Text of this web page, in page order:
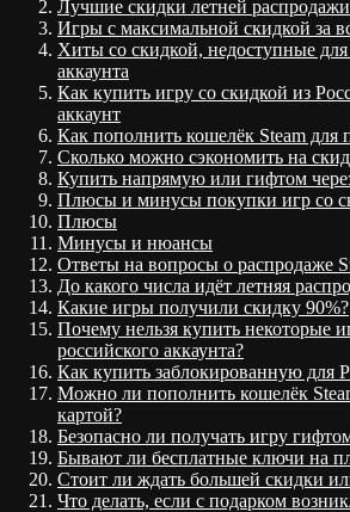
Лучшие скидки летней распродажи
Игры с максимальной скидкой за
Хиты со скидкой, недоступные
аккаунта
Как купить игру со скидкой из
аккаунт
Как пополнить кошелёк Steam для
Сколько можно сэкономить на
Купить напрямую или гифтом
Плюсы и минусы покупки игр со
Плюсы
Минусы и нюансы
Ответы на вопросы о распродаже
До какого числа идёт летняя
Какие игры получили скидку 90%?
Почему нельзя купить некоторые
российского аккаунта?
Как купить заблокированную для
Можно ли пополнить кошелёк
картой?
Безопасно ли получать игру
Бывают ли бесплатные ключи на
Стоит ли ждать большей скидки
Что делать, если с подарком